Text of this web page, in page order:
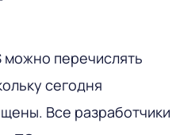
можно перечислять
сегодня
Все разработчики